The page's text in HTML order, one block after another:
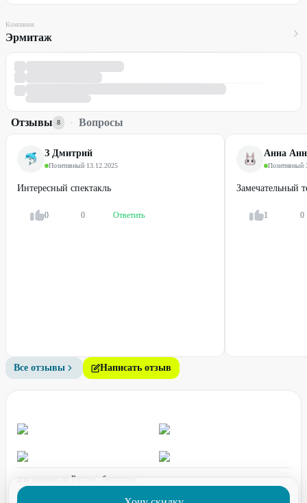
Компания
Эрмитаж
Отзывы 8 · Вопросы
З Дмитрий
Позитивный·13.12.2025
Интересный спектакль
0 0 Ответить
Анна
Позитивный·
Замечательный
1 0
Все отзывы Написать отзыв
для звонков по России - бесплатно
график работы:
ПН-ПТ с 08:00 до 17:00 (по МСК)